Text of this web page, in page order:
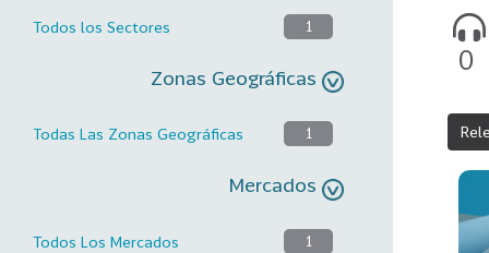
Todos los Sectores 1
Zonas Geográficas
Todas Las Zonas Geográficas 1
Mercados
Todos Los Mercados 1
0